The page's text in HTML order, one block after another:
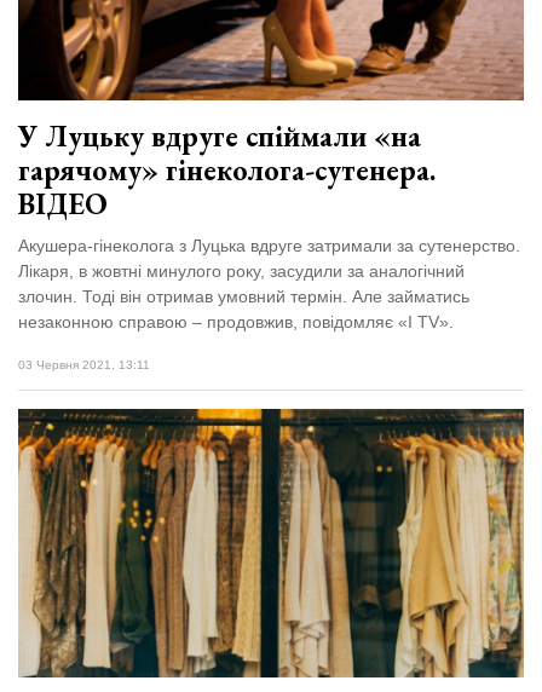
XIX
Спартакіада
VolWe...
29 Липня 2026
553 переглядів
Персона
Лайф
Афіша
ZONE 18+
Політика конфіденційності
У Луцьку вдруге спіймали «на
гарячому» гінеколога-сутенера.
ВІДЕО
Акушера-гінеколога з Луцька вдруге затримали за сутенерство.
Лікаря, в жовтні минулого року, засудили за аналогічний
злочин. Тоді він отримав умовний термін. Але займатись
незаконною справою – продовжив, повідомляє «I TV».
03 Червня 2021, 13:11